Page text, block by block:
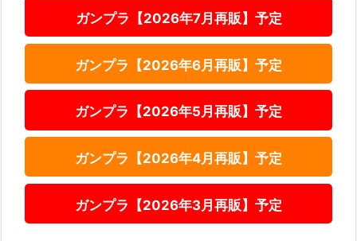
ガンプラ【2026年7月再販】予定
ガンプラ【2026年6月再販】予定
ガンプラ【2026年5月再販】予定
ガンプラ【2026年4月再販】予定
ガンプラ【2026年3月再販】予定